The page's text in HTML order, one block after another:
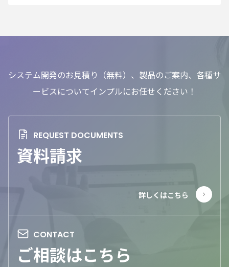
システム開発のお見積り（無料）、製品のご案内、各種サ
ービスについてインプルにお任せください！
資料請求
ご相談はこちら